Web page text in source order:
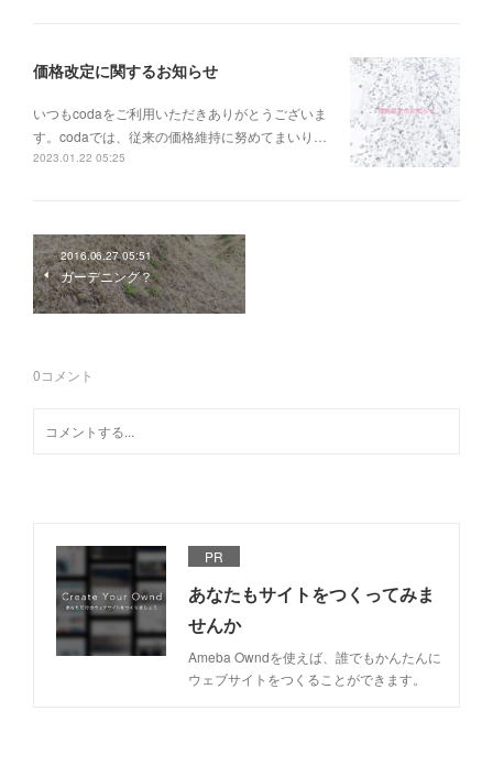
価格改定に関するお知らせ
いつもcodaをご利用いただきありがとうございま
す。codaでは、従来の価格維持に努めてまいり…
2023.01.22 05:25
2016.06.27 05:51
ガーデニング？
0コメント
PR
あなたもサイトをつくってみま
せんか
Ameba Owndを使えば、誰でもかんたんに
ウェブサイトをつくることができます。